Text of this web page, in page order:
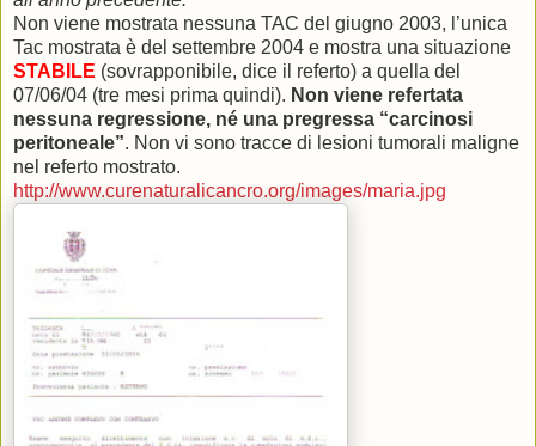
Non viene mostrata nessuna TAC del giugno 2003, l’unica
Tac mostrata è del settembre 2004 e mostra una situazione
STABILE (sovrapponibile, dice il referto) a quella del
07/06/04 (tre mesi prima quindi). Non viene refertata
nessuna regressione, né una pregressa “carcinosi
peritoneale”. Non vi sono tracce di lesioni tumorali maligne
nel referto mostrato.
http://www.curenaturalicancro.org/images/maria.jpg